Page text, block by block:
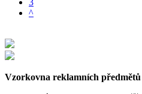
^
Vzorkovna reklamních